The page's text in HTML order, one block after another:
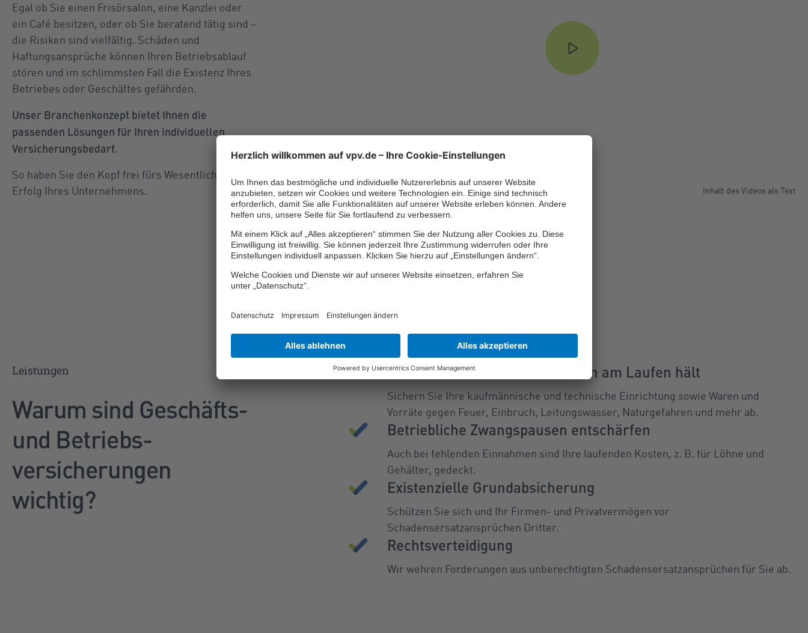
Egal ob Sie einen Frisörsalon, eine Kanzlei oder
ein Café besitzen, oder ob Sie beratend tätig sind –
die Risiken sind vielfältig. Schäden und
Haftungsansprüche können Ihren Betriebsablauf
stören und im schlimmsten Fall die Existenz Ihres
Betriebes oder Geschäftes gefährden.
Unser Branchenkonzept bietet Ihnen die
passenden Lösungen für Ihren individuellen
Versicherungsbedarf.
So haben Sie den Kopf frei fürs Wesentliche: den
Erfolg Ihres Unternehmens.
Inhalt des Videos als Text
Leistungen
Warum sind Geschäfts-
und Betriebs­
versicherungen
wichtig?
Schützen, was Ihr Unternehmen am Laufen hält
Sichern Sie Ihre kaufmännische und technische Einrichtung sowie Waren und
Vorräte gegen Feuer, Einbruch, Leitungswasser, Naturgefahren und mehr ab.
Betriebliche Zwangspausen entschärfen
Auch bei fehlenden Einnahmen sind Ihre laufenden Kosten, z. B. für Löhne und
Gehälter, gedeckt.
Existenzielle Grundabsicherung
Schützen Sie sich und Ihr Firmen- und Privatvermögen vor
Schadensersatzansprüchen Dritter.
Rechtsverteidigung
Wir wehren Forderungen aus unberechtigten Schadensersatzansprüchen für Sie ab.